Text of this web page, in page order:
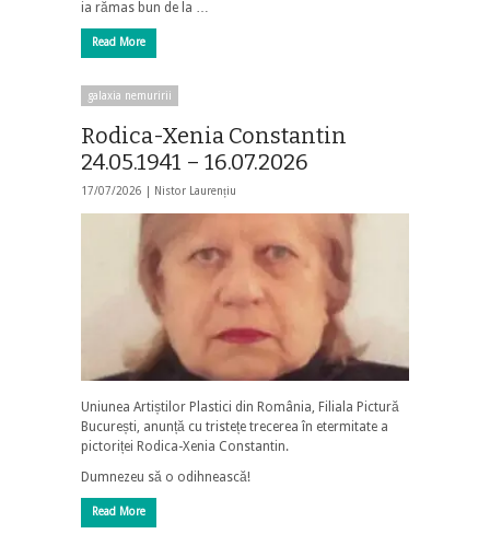
ia rămas bun de la …
Read More
galaxia nemuririi
Rodica-Xenia Constantin
24.05.1941 – 16.07.2026
17/07/2026 | Nistor Laurențiu
Uniunea Artiștilor Plastici din România, Filiala Pictură
București, anunță cu tristețe trecerea în etermitate a
pictoriței Rodica-Xenia Constantin.
Dumnezeu să o odihnească!
Read More